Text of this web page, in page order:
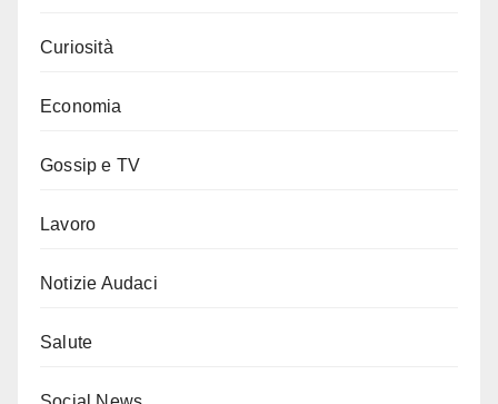
Curiosità
Economia
Gossip e TV
Lavoro
Notizie Audaci
Salute